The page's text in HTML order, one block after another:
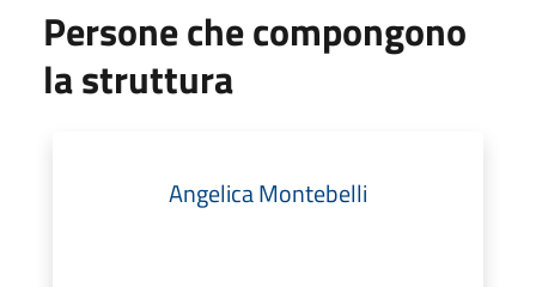
Persone che compongono
la struttura
Angelica Montebelli